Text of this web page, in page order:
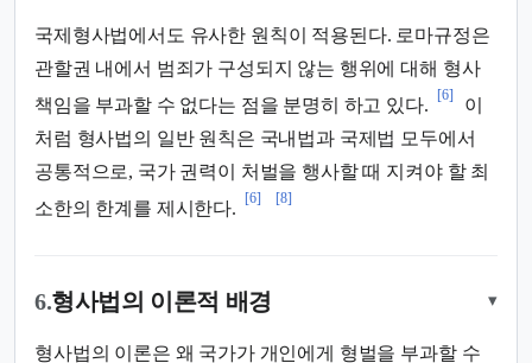
국제형사법에서도 유사한 원칙이 적용된다. 로마규정은
관할권 내에서 범죄가 구성되지 않는 행위에 대해 형사
책임을 부과할 수 없다는 점을 분명히 하고 있다.
[6]
이
처럼 형사법의 일반 원칙은 국내법과 국제법 모두에서
공통적으로, 국가 권력이 처벌을 행사할 때 지켜야 할 최
소한의 한계를 제시한다.
[6] [8]
6.형사법의 이론적 배경 ▾
형사법의 이론은 왜 국가가 개인에게 형벌을 부과할 수